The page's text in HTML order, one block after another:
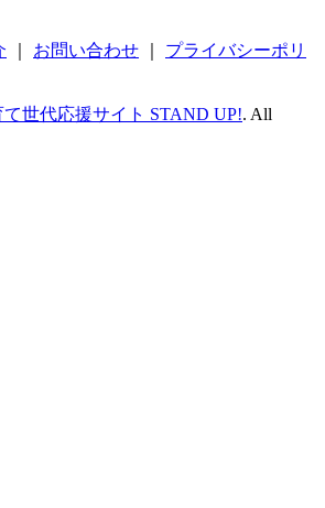
お問い合わせ
プライバシーポリ
世代応援サイト STAND UP!. All